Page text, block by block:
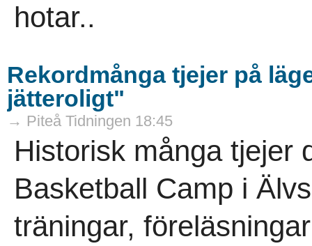
hotar..
Rekordmånga tjejer på
jätteroligt"
→ Piteå Tidningen 18:45
Historisk många tjejer
Basketball Camp i
träningar,